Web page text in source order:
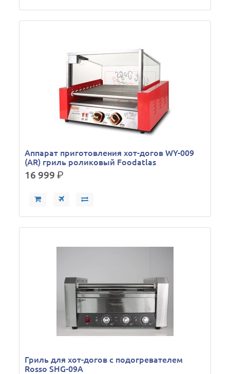
Аппарат приготовления хот-догов WY-009
(AR) гриль роликовый Foodatlas
16 999р.
Гриль для хот-догов с подогревателем
Rosso SHG-09A